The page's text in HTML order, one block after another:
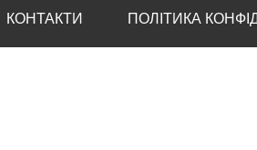
КОНТАКТИ ПОЛІТИКА